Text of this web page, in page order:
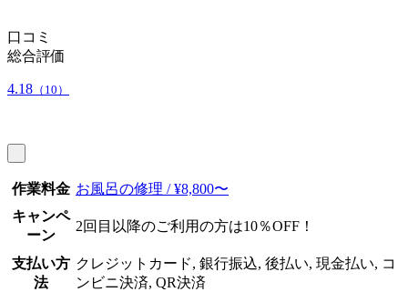
口コミ
総合評価
4.18 （10）
作業料金 お風呂の修理 / ¥8,800〜
キャンペ
ーン
2回目以降のご利用の方は10％OFF！
支払い方
法
クレジットカード, 銀行振込, 後払い, 現金払い, コ
ンビニ決済, QR決済